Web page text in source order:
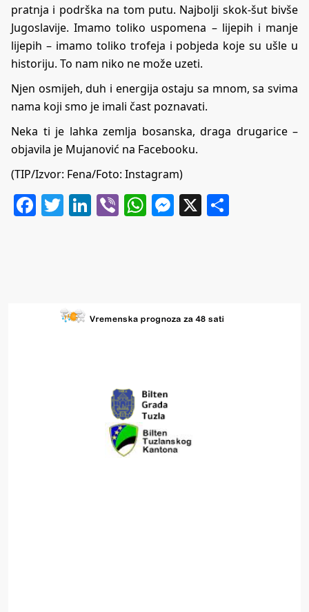
pratnja i podrška na tom putu. Najbolji skok-šut bivše
Jugoslavije. Imamo toliko uspomena – lijepih i manje
lijepih – imamo toliko trofeja i pobjeda koje su ušle u
historiju. To nam niko ne može uzeti.
Njen osmijeh, duh i energija ostaju sa mnom, sa svima
nama koji smo je imali čast poznavati.
Neka ti je lahka zemlja bosanska, draga drugarice –
objavila je Mujanović na Facebooku.
(TIP/Izvor: Fena/Foto: Instagram)
Facebook
Twitter
LinkedIn
ViberWhatsApp
Messenger
X